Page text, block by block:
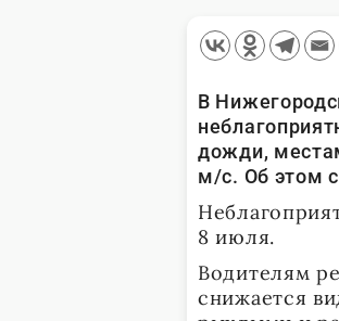
В
дожди,
м/с. Об этом
8 июля.
Водителям
снижается